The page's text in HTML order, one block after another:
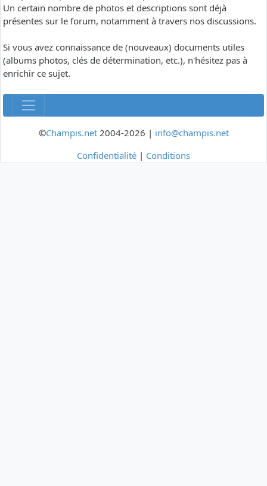
Un certain nombre de photos et descriptions sont déjà
présentes sur le forum, notamment à travers nos discussions.
Si vous avez connaissance de (nouveaux) documents utiles
(albums photos, clés de détermination, etc.), n'hésitez pas à
enrichir ce sujet.
©Champis.net2004-2026 | info@champis.net
Confidentialité | Conditions